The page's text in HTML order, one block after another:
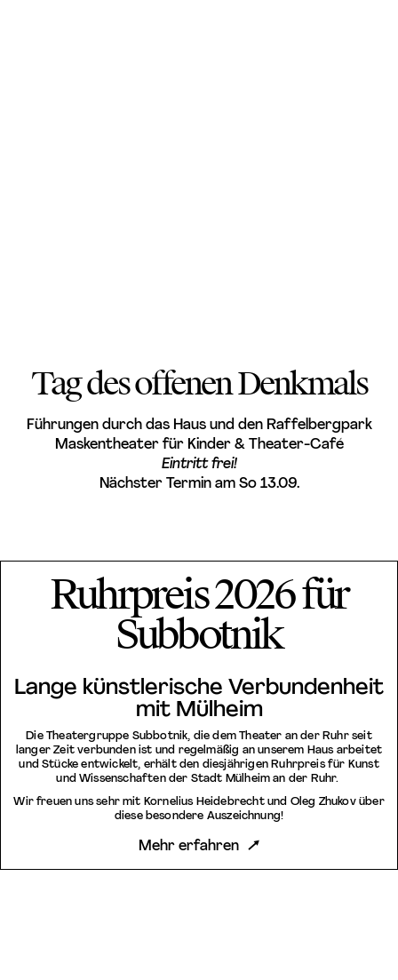
Tag des offenen Denkmals
Führungen durch das Haus und den Raffelbergpark
Maskentheater für Kinder & Theater-Café
Eintritt frei!
Nächster Termin am So 13.09.
Ruhrpreis 2026 für
Subbotnik
Lange künstlerische Verbundenheit
mit Mülheim
Die Theatergruppe Subbotnik, die dem Theater an der Ruhr seit
langer Zeit verbunden ist und regelmäßig an unserem Haus arbeitet
und Stücke entwickelt, erhält den diesjährigen Ruhrpreis für Kunst
und Wissenschaften der Stadt Mülheim an der Ruhr.
Wir freuen uns sehr mit Kornelius Heidebrecht und Oleg Zhukov über
diese besondere Auszeichnung!
Mehr erfahren